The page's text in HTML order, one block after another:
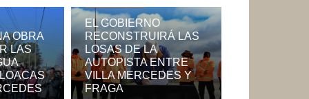
OBRA
LAS
EL GOBIERNO
RECONSTRUIRÁ LAS
LOSAS DE LA
AUTOPISTA ENTRE
VILLA MERCEDES Y
FRAGA